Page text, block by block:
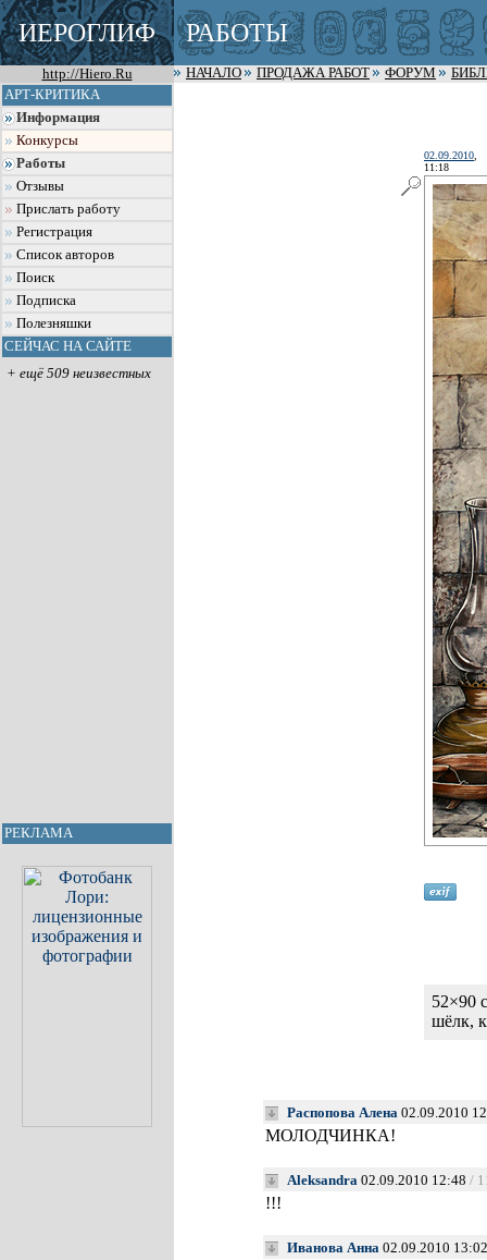
ИЕРОГЛИФ РАБОТЫ
http://Hiero.Ru НАЧАЛО ПРОДАЖА РАБОТ ФОРУМ
АРТ-КРИТИКА
Информация
Конкурсы
Работы
Отзывы
Прислать работу
Регистрация
Список авторов
Поиск
Подписка
Полезняшки
СЕЙЧАС НА САЙТЕ
+ ещё 509 неизвестных
РЕКЛАМА
02.09.2010
11:18
52×90
шёлк,
Распопова Алена 02.09.2010
МОЛОДЧИНКА!
Aleksandra 02.09.2010 12:48 /
!!!
Иванова Анна 02.09.2010 13:02